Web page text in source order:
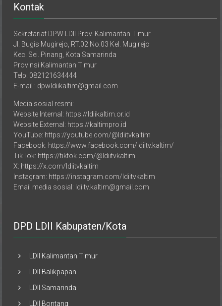
Jl. Bugis Mugirejo, RT.02 No.03 Kel. Mugirejo
Kec. Sei. Pinang, Kota Samarinda
Provinsi Kalimantan Timur
Telp. 082121634444
E-mail : dpwldiikaltim@gmail.com
Website Internal: https://ldiikaltim.or.id
Website External: https://kaltimpro.id
YouTube: https://youtube.com/@ldiitvkaltim
Facebook: https://www.facebook.com/ldiitv.kaltim/
TikTok: https://tiktok.com/@ldiitvkaltim
X: https://x.com/ldiitvkaltim
Instagram: https://instagram.com/ldiitvkaltim
Email media sosial: ldiitv.kaltim@gmail.com
LDII Samarinda